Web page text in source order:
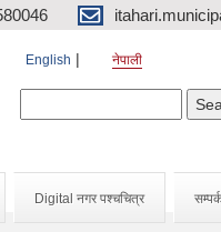
English नेपाली
Digital नगर पश्चचित्र